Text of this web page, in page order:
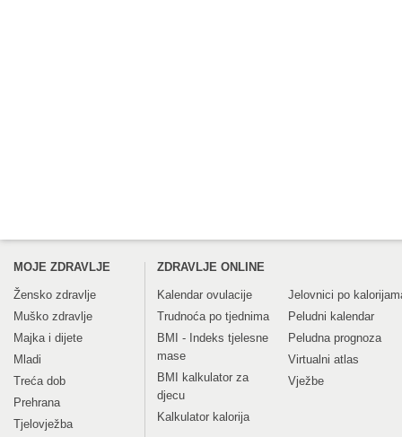
MOJE ZDRAVLJE
Žensko zdravlje
Muško zdravlje
Majka i dijete
Mladi
Treća dob
Prehrana
Tjelovježba
ZDRAVLJE ONLINE
Kalendar ovulacije
Trudnoća po tjednima
BMI - Indeks tjelesne
mase
BMI kalkulator za
djecu
Kalkulator kalorija
Jelovnici po
Peludni kalendar
Peludna prognoza
Virtualni atlas
Vježbe